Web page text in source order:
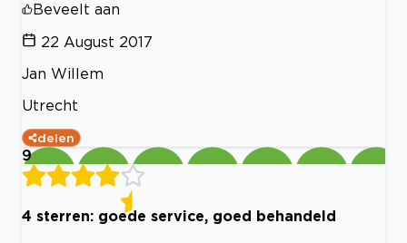
Beveelt aan
22 August 2017
Jan Willem
Utrecht
delen
9
4 sterren: goede service, goed behandeld